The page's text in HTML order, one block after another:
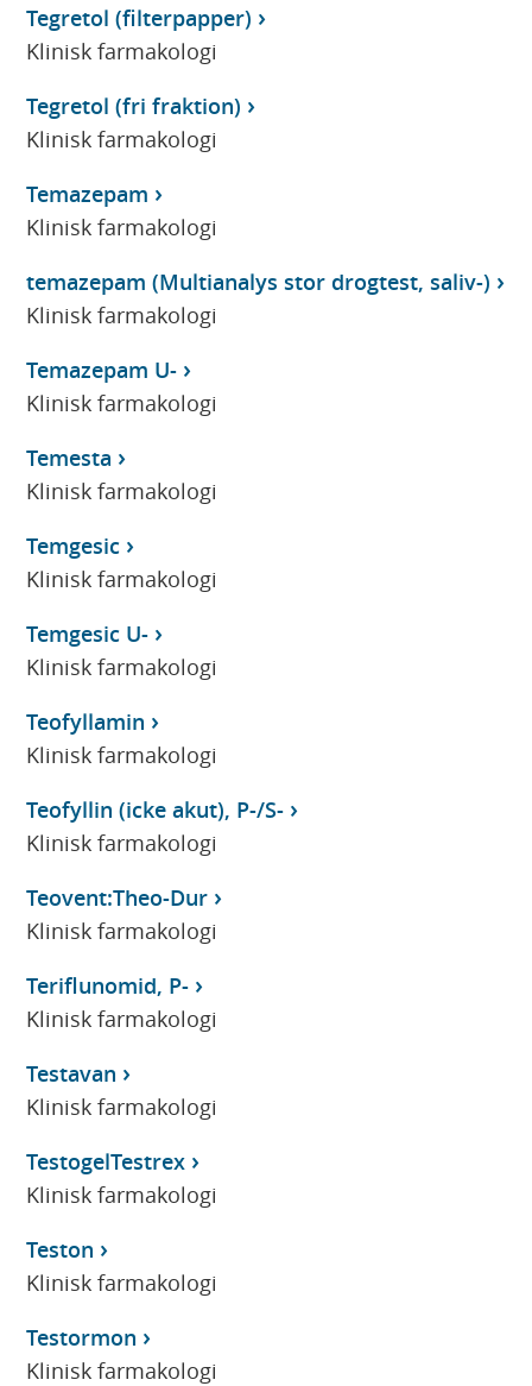
Tegretol (filterpapper)
Klinisk farmakologi
Tegretol (fri fraktion)
Klinisk farmakologi
Temazepam
Klinisk farmakologi
temazepam (Multianalys stor drogtest, saliv-)
Klinisk farmakologi
Temazepam U-
Klinisk farmakologi
Temesta
Klinisk farmakologi
Temgesic
Klinisk farmakologi
Temgesic U-
Klinisk farmakologi
Teofyllamin
Klinisk farmakologi
Teofyllin (icke akut), P-/S-
Klinisk farmakologi
Teovent:Theo-Dur
Klinisk farmakologi
Teriflunomid, P-
Klinisk farmakologi
Testavan
Klinisk farmakologi
TestogelTestrex
Klinisk farmakologi
Teston
Klinisk farmakologi
Testormon
Klinisk farmakologi